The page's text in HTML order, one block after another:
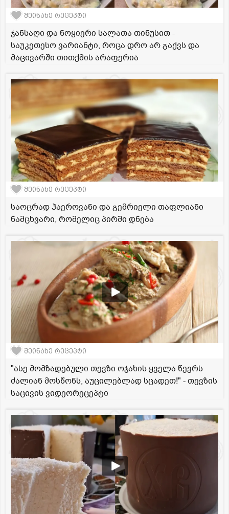
შეინახე რეცეპტი
ჯანსაღი და ნოყიერი სალათა თინუსით -
საუკეთესო ვარიანტი, როცა დრო არ გაქვს და
მაცივარში თითქმის არაფერია
შეინახე რეცეპტი
საოცრად ჰაეროვანი და გემრიელი თაფლიანი
ნამცხვარი, რომელიც პირში დნება
შეინახე რეცეპტი
"ასე მომზადებული თევზი ოჯახის ყველა წევრს
ძალიან მოსწონს, აუცილებლად სცადეთ!" - თევზის
საცივის ვიდეორეცეპტი